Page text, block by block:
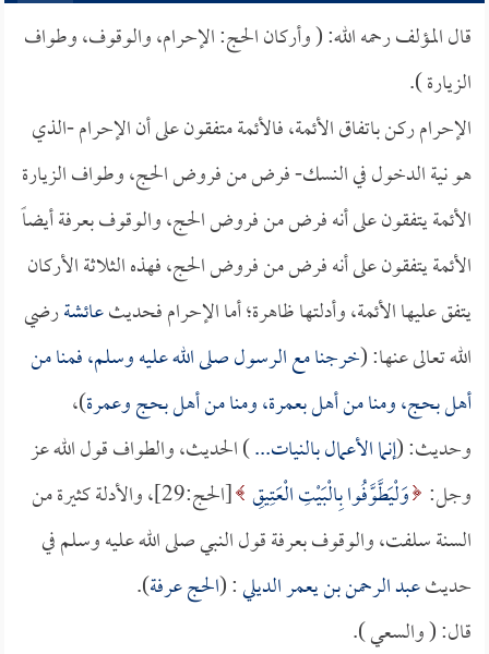
قال المؤلف رحمه الله: ( وأركان الحج: الإحرام، والوقوف، وطواف
الزيارة ).
الإحرام ركن باتفاق الأئمة، فالأئمة متفقون على أن الإحرام -الذي
هو نية الدخول في النسك- فرض من فروض الحج، وطواف الزيارة
الأئمة يتفقون على أنه فرض من فروض الحج، والوقوف بعرفة أيضاً
الأئمة يتفقون على أنه فرض من فروض الحج، فهذه الثلاثة الأركان
يتفق عليها الأئمة، وأدلتها ظاهرة؛ أما الإحرام فحديثعائشةرضي
الله تعالى عنها: (خرجنا مع الرسول صلى الله عليه وسلم، فمنا من
أهل بحج، ومنا من أهل بعمرة، ومنا من أهل بحج وعمرة)،
وحديث: (إنما الأعمال بالنيات...) الحديث، والطواف قول الله عز
وجل: وَلْيَطَّوَّفُوا بِالْبَيْتِ الْعَتِيقِ
[الحج:29]، والأدلة كثيرة من
السنة سلفت، والوقوف بعرفة قول النبي صلى الله عليه وسلم في
حديثعبد الرحمن بن يعمر الديلي: (الحج عرفة).
قال: ( والسعي ).